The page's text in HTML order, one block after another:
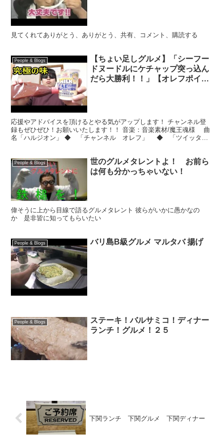
見てくれてありがとう、ありがとう、共有、コメント、購読する
People & Blogs
【ちょい足しグルメ】「シーフー
ドヌードルにケチャップ突っ込ん
だら大勝利！！」【オレフポイン
応援やアドバイスを頂けるとやる気がアップします！ チャンネル登
録もぜひぜひ！お願いいたします！！ 音楽：音楽素材/魔王魂様 曲
名「ハルジオン」 ◆ 「チャンネル オレフ」 ◆ 「ツイッタ
People & Blogs
世のグルメタレントよ！ お前ら
は何も分かっちゃいない！
偉そうに上から目線で語るグルメタレント 彼らがいかに愚かなの
か 是非皆に知ってもらいたい
People & Blogs バリ島B級グルメ マルタバ 揚げ
People & Blogs
ステーキ！バルサミコ！ディナー
ランチ！グルメ！２５
下関ランチ 下関グルメ 下関ディナー